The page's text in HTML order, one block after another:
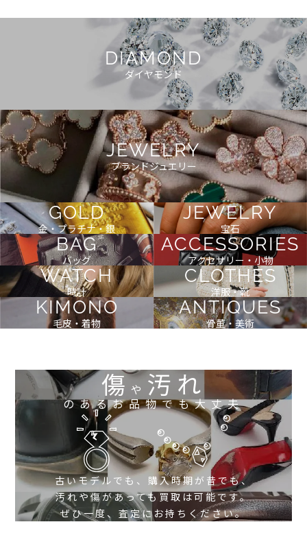
DIAMOND
ダイヤモンド
JEWELRY
ブランドジュエリー
GOLD
金・プラチナ・銀
JEWELRY
宝石
BAG
バッグ
ACCESSORIES
アクセサリー・小物
WATCH
時計
CLOTHES
洋服・靴
KIMONO
毛皮・着物
ANTIQUES
骨董・美術
傷や 汚れ
のあるお品物でも大丈夫
古いモデルでも、購入時期が昔でも、
汚れや傷があっても買取は可能です。
ぜひ一度、査定にお持ちください。